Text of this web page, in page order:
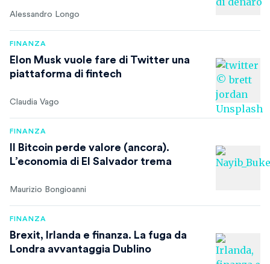
Alessandro Longo
FINANZA
Elon Musk vuole fare di Twitter una
piattaforma di fintech
Claudia Vago
FINANZA
Il Bitcoin perde valore (ancora).
L’economia di El Salvador trema
Maurizio Bongioanni
FINANZA
Brexit, Irlanda e finanza. La fuga da
Londra avvantaggia Dublino